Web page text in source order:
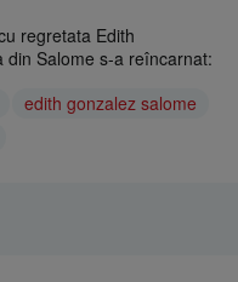
regretata Edith
Salome s-a reîncarnat:
edith gonzalez salome